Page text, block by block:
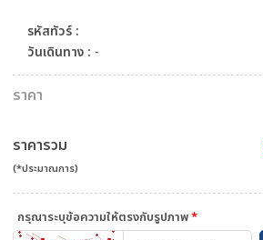
รหัสทัวร์ :
วันเดินทาง : -
ราคา
ราคารวม
(*ประมาณการ)
กรุณาระบุข้อความให้ตรงกับรูปภาพ*